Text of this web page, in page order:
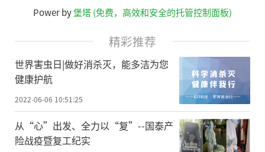
Power by堡塔 (免费，高效和安全的托管控制面板)
精彩推荐
世界害虫日|做好消杀灭，能多洁为您
健康护航
2022-06-06 10:51:25
从“心”出发、全力以“复”--国泰产
险战疫暨复工纪实